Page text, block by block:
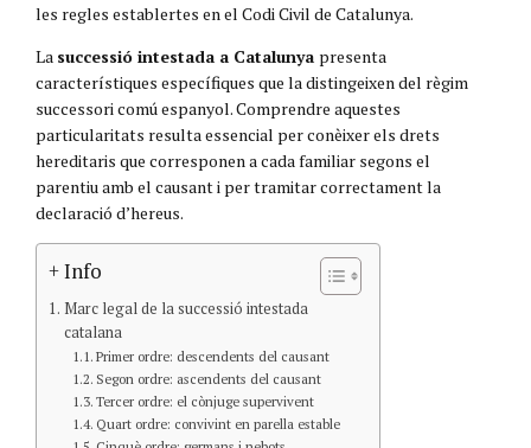
les regles establertes en el Codi Civil de Catalunya.
La successió intestada a Catalunya presenta
característiques específiques que la distingeixen del règim
successori comú espanyol. Comprendre aquestes
particularitats resulta essencial per conèixer els drets
hereditaris que corresponen a cada familiar segons el
parentiu amb el causant i per tramitar correctament la
declaració d’hereus.
+ Info
Marc legal de la successió intestada
catalana
Primer ordre: descendents del causant
Segon ordre: ascendents del causant
Tercer ordre: el cònjuge supervivent
Quart ordre: convivint en parella estable